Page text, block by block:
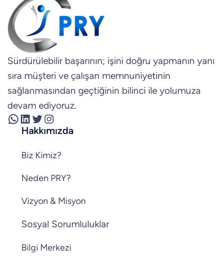
Sürdürülebilir başarının; işini doğru yapmanın yanı
sıra müşteri ve çalışan memnuniyetinin
sağlanmasından geçtiğinin bilinci ile yolumuza
devam ediyoruz.
WhatsApp LinkedIn Twitter Instagram
Hakkımızda
Biz Kimiz?
Neden PRY?
Vizyon & Misyon
Sosyal Sorumluluklar
Bilgi Merkezi